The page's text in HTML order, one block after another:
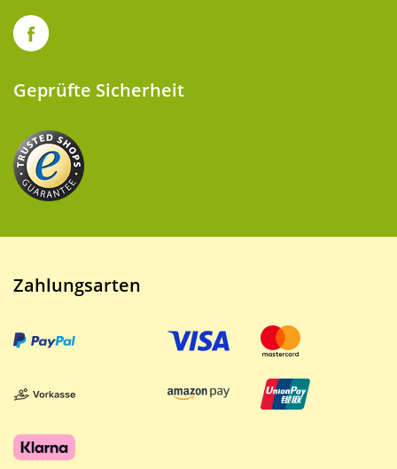
Geprüfte Sicherheit
Zahlungsarten